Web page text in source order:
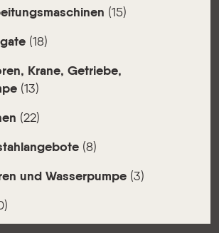
(15)
(18)
Krane, Getriebe,
(13)
(22)
(8)
und Wasserpumpe (3)